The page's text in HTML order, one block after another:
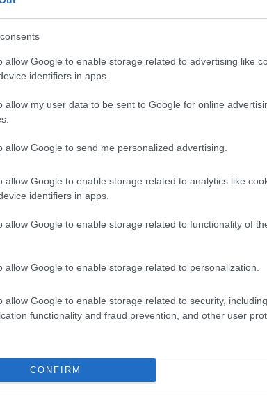
allow Google to enable storage related to advertising like
identifiers in apps.
allow my user data to be sent to Google for online
allow Google to send me personalized advertising.
allow Google to enable storage related to analytics like
identifiers in apps.
allow Google to enable storage related to functionality of
allow Google to enable storage related to personalization.
allow Google to enable storage related to security, including
functionality and fraud prevention, and other user
CONFIRM
di GalluraOggi.it
i tuoi video e le tue foto
+39 345 356 7512
news daGoogle News
Prossimo articolo